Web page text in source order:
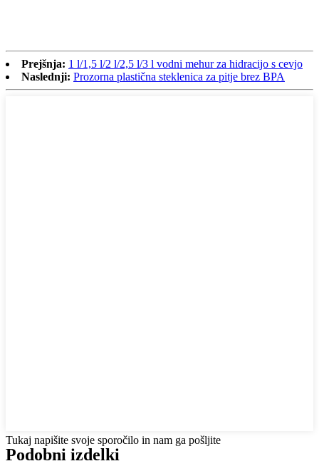
Prejšnja: 1 l/1,5 l/2 l/2,5 l/3 l vodni mehur za hidracijo s cevjo
Naslednji: Prozorna plastična steklenica za pitje brez BPA
Tukaj napišite svoje sporočilo in nam ga pošljite
Podobni izdelki